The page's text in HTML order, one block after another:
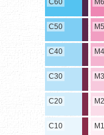
C60
C50
C40
C30
C20
C10